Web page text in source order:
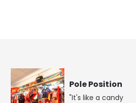
Pole Position
"It's like a candy